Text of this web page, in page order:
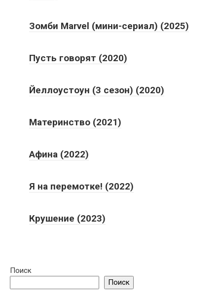
Зомби Marvel (мини-сериал) (2025)
Пусть говорят (2020)
Йеллоустоун (3 сезон) (2020)
Материнство (2021)
Афина (2022)
Я на перемотке! (2022)
Крушение (2023)
Поиск
Поиск